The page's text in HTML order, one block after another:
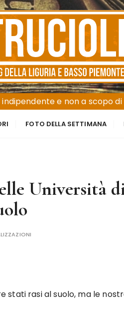
e non a scopo
FOTO DELLA SETTIMANA
Università
stati rasi al suolo, ma le